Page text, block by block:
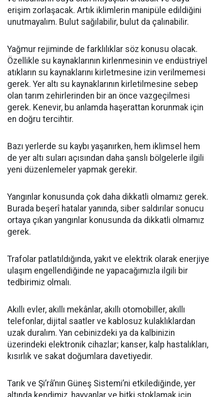
erişim zorlaşacak. Artık iklimlerin manipüle edildiğini
unutmayalım. Bulut sağılabilir, bulut da çalınabilir.
Yağmur rejiminde de farklılıklar söz konusu olacak.
Özellikle su kaynaklarının kirlenmesinin ve endüstriyel
atıkların su kaynaklarını kirletmesine izin verilmemesi
gerek. Yer altı su kaynaklarının kirletilmesine sebep
olan tarım zehirlerinden bir an önce vazgeçilmesi
gerek. Kenevir, bu anlamda haşerattan korunmak için
en doğru tercihtir.
Bazı yerlerde su kaybı yaşanırken, hem iklimsel hem
de yer altı suları açısından daha şanslı bölgelerle ilgili
yeni düzenlemeler yapmak gerekir.
Yangınlar konusunda çok daha dikkatli olmamız gerek.
Burada beşerî hatalar yanında, siber saldırılar sonucu
ortaya çıkan yangınlar konusunda da dikkatli olmamız
gerek.
Trafolar patlatıldığında, yakıt ve elektrik olarak enerjiye
ulaşım engellendiğinde ne yapacağımızla ilgili bir
tedbirimiz olmalı.
Akıllı evler, akıllı mekânlar, akıllı otomobiller, akıllı
telefonlar, dijital saatler ve kablosuz kulaklıklardan
uzak duralım. Yan cebinizdeki ya da kalbinizin
üzerindeki elektronik cihazlar; kanser, kalp hastalıkları,
kısırlık ve sakat doğumlara davetiyedir.
Tarık ve Şi’râ’nın Güneş Sistemi’ni etkilediğinde, yer
altında kendimiz, hayvanlar ve bitki stoklamak için